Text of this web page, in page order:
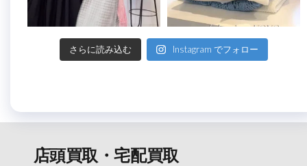
さらに読み込む Instagram でフォロー
店頭買取・宅配買取